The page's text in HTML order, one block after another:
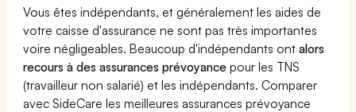
Vous êtes indépendants, et généralement les aides de
votre caisse d'assurance ne sont pas très importantes
voire négligeables. Beaucoup d'indépendants ontalors
recours à des assurances prévoyance pour les TNS
(travailleur non salarié) et les indépendants. Comparer
avec SideCare les meilleures assurances prévoyance